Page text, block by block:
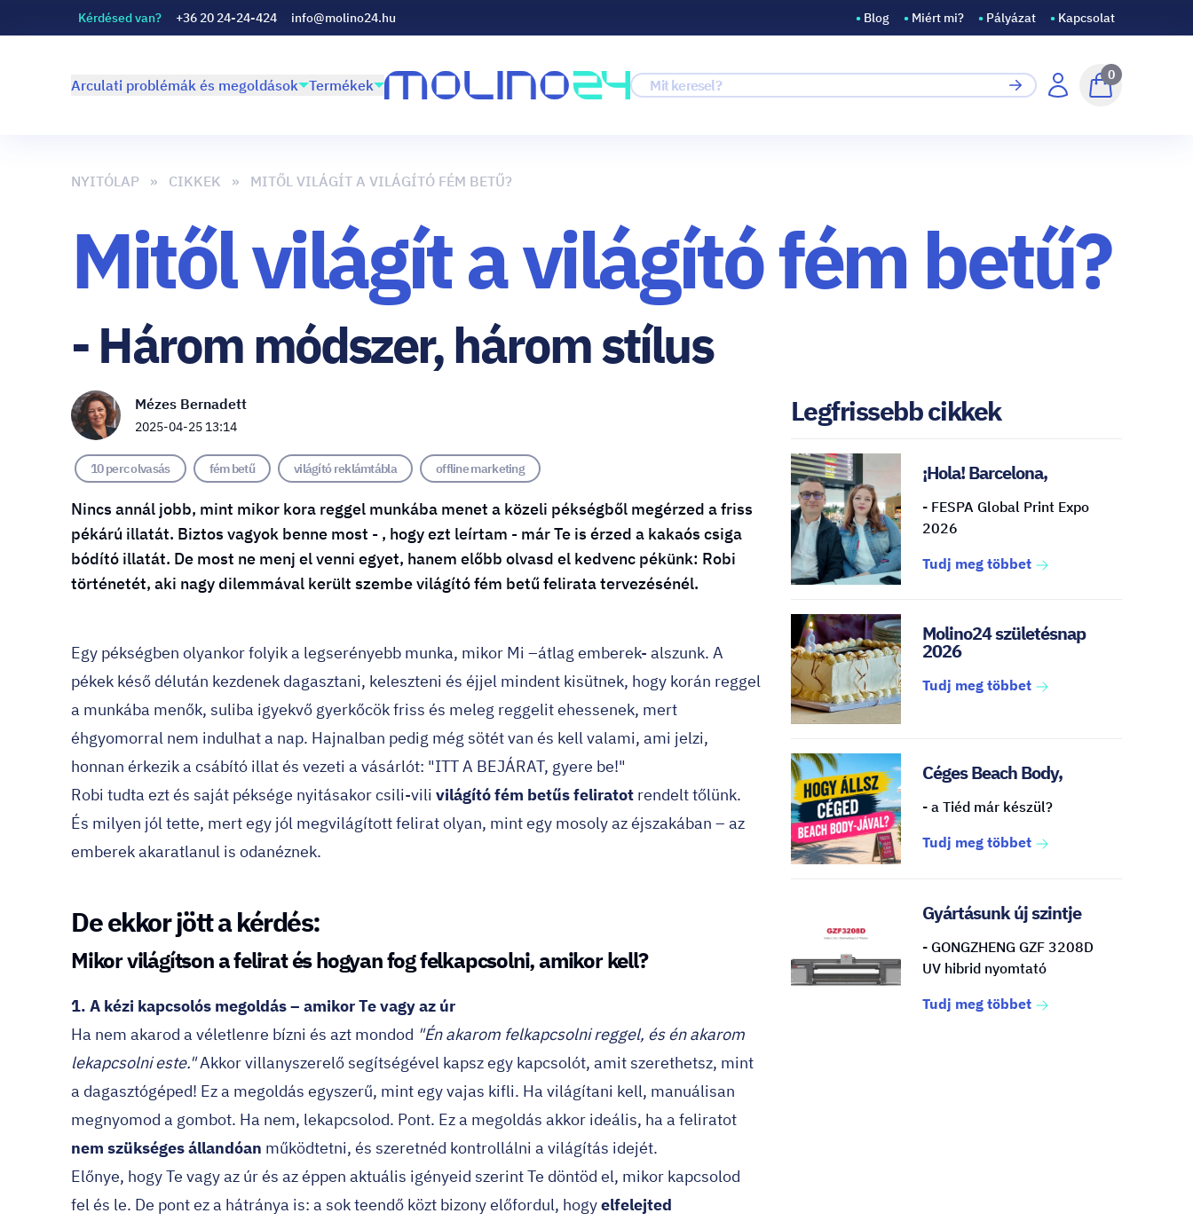
Kérdésed van? +36 20 24-24-424 info@molino24.hu • Blog • Miért mi? • Pályázat • Kapcsolat
Arculati problémák és megoldások Termékek
0
NYITÓLAP CIKKEK MITŐL VILÁGÍT A VILÁGÍTÓ FÉM BETŰ?
Mitől világít a világító fém betű?
- Három módszer, három stílus
Mézes Bernadett
2025-04-25 13:14
10 perc olvasás fém betű világító reklámtábla offline marketing
Nincs annál jobb, mint mikor kora reggel munkába menet a közeli pékségből megérzed a friss
pékárú illatát. Biztos vagyok benne most - , hogy ezt leírtam - már Te is érzed a kakaós csiga
bódító illatát. De most ne menj el venni egyet, hanem előbb olvasd el kedvenc pékünk: Robi
történetét, aki nagy dilemmával került szembe világító fém betű felirata tervezésénél.
Egy pékségben olyankor folyik a legserényebb munka, mikor Mi –átlag emberek- alszunk. A
pékek késő délután kezdenek dagasztani, keleszteni és éjjel mindent kisütnek, hogy korán reggel
a munkába menők, suliba igyekvő gyerkőcök friss és meleg reggelit ehessenek, mert
éhgyomorral nem indulhat a nap. Hajnalban pedig még sötét van és kell valami, ami jelzi,
honnan érkezik a csábító illat és vezeti a vásárlót: "ITT A BEJÁRAT, gyere be!"
Robi tudta ezt és saját péksége nyitásakor csili-vili világító fém betűs feliratot rendelt tőlünk.
És milyen jól tette, mert egy jól megvilágított felirat olyan, mint egy mosoly az éjszakában – az
emberek akaratlanul is odanéznek.
De ekkor jött a kérdés:
Mikor világítson a felirat és hogyan fog felkapcsolni, amikor kell?
1. A kézi kapcsolós megoldás – amikor Te vagy az úr
Ha nem akarod a véletlenre bízni és azt mondod "Én akarom felkapcsolni reggel, és én akarom
lekapcsolni este."Akkor villanyszerelő segítségével kapsz egy kapcsolót, amit szerethetsz, mint
a dagasztógéped! Ez a megoldás egyszerű, mint egy vajas kifli. Ha világítani kell, manuálisan
megnyomod a gombot. Ha nem, lekapcsolod. Pont. Ez a megoldás akkor ideális, ha a feliratot
nem szükséges állandóan működtetni, és szeretnéd kontrollálni a világítás idejét.
Előnye, hogy Te vagy az úr és az éppen aktuális igényeid szerint Te döntöd el, mikor kapcsolod
fel és le. De pont ez a hátránya is: a sok teendő közt bizony előfordul, hogyelfelejted
Legfrissebb cikkek
¡Hola! Barcelona,
- FESPA Global Print Expo
2026
Tudj meg többet
Molino24 születésnap
2026
Tudj meg többet
Céges Beach Body,
- a Tiéd már készül?
Tudj meg többet
Gyártásunk új szintje
- GONGZHENG GZF 3208D
UV hibrid nyomtató
Tudj meg többet